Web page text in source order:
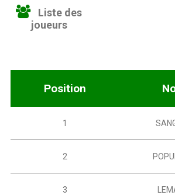
Liste des
joueurs
Position
1
2
3